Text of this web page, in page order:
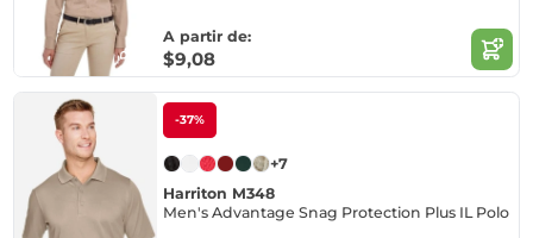
A partir de:
$9,08
-37%
+7
Harriton M348
Men's Advantage Snag Protection Plus IL Polo